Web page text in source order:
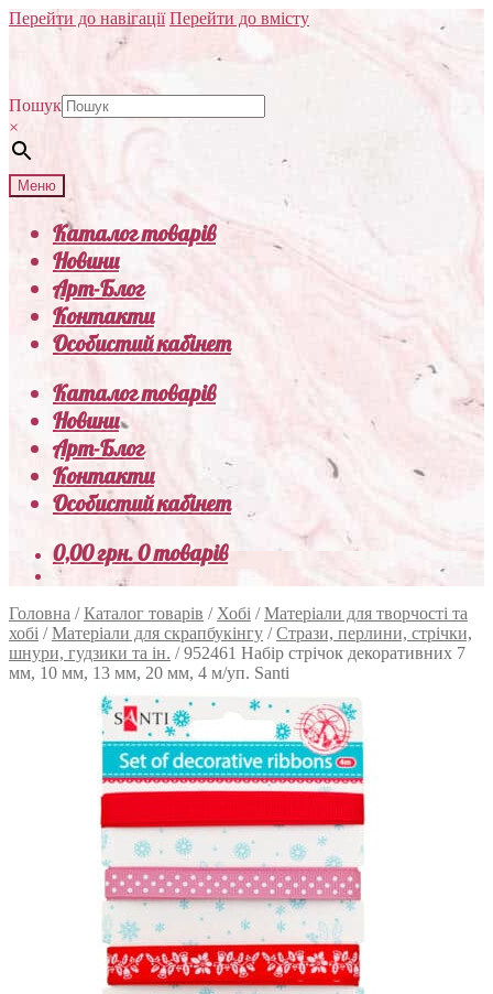
Перейти до навігації Перейти до вмісту
Пошук
×
Меню
Каталог товарів
Новини
Арт-Блог
Контакти
Особистий кабінет
Каталог товарів
Новини
Арт-Блог
Контакти
Особистий кабінет
0,00грн.0 товарів
Головна /Каталог товарів / Хобі /Матеріали для творчості та
хобі /Матеріали для скрапбукінгу /Стрази, перлини, стрічки,
шнури, гудзики та ін. /952461 Набір стрічок декоративних 7
мм, 10 мм, 13 мм, 20 мм, 4 м/уп. Santi